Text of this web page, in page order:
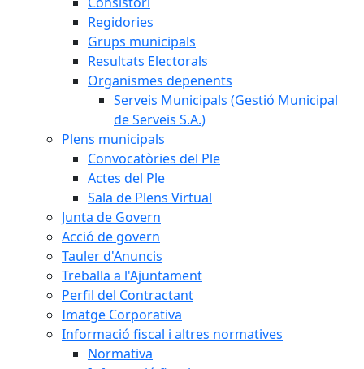
Regidories
Grups municipals
Resultats Electorals
Organismes depenents
Serveis Municipals (Gestió Municipal
de Serveis S.A.)
Plens municipals
Convocatòries del Ple
Actes del Ple
Sala de Plens Virtual
Junta de Govern
Acció de govern
Tauler d'Anuncis
Treballa a l'Ajuntament
Perfil del Contractant
Imatge Corporativa
Informació fiscal i altres normatives
Normativa